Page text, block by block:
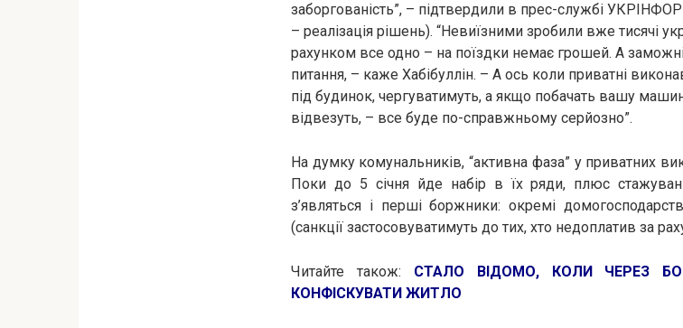
заборгованість”, – підтвердили в прес-службі
– реалізація рішень). “Невиїзними зробили вже тисячі
рахунком все одно – на поїздки немає грошей. А
питання, – каже Хабібуллін. – А ось коли приватні
під будинок, чергуватимуть, а якщо побачать вашу
відвезуть, – все буде по-справжньому серйозно”.
На думку комунальників, “активна фаза” у приватних
Поки до 5 січня йде набір в їх ряди, плюс
з’являться і перші боржники: окремі
(санкції застосовуватимуть до тих, хто недоплатив за
Читайте також: СТАЛО ВІДОМО, КОЛИ ЧЕРЕЗ
КОНФІСКУВАТИ ЖИТЛО